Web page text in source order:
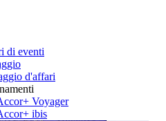
di eventi
d'affari
Voyager
ibis